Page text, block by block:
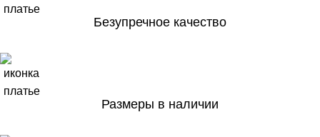
Безупречное качество
Размеры в наличии